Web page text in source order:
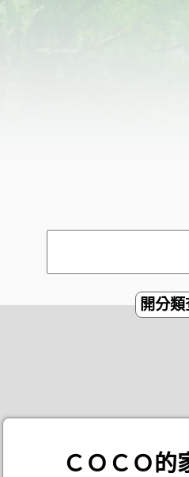
開分
ＣＯＣＯ的